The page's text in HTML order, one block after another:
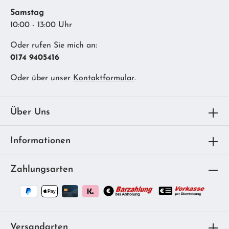
Samstag
10:00 - 13:00 Uhr
Oder rufen Sie mich an:
0174 9405416
Oder über unser Kontaktformular.
Über Uns
Informationen
Zahlungsarten
Versandarten